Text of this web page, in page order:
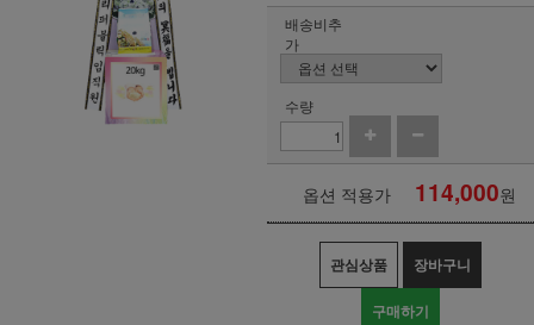
배송비추
가
수량
옵션 적용가 114,000원
관심상품 장바구니
구매하기